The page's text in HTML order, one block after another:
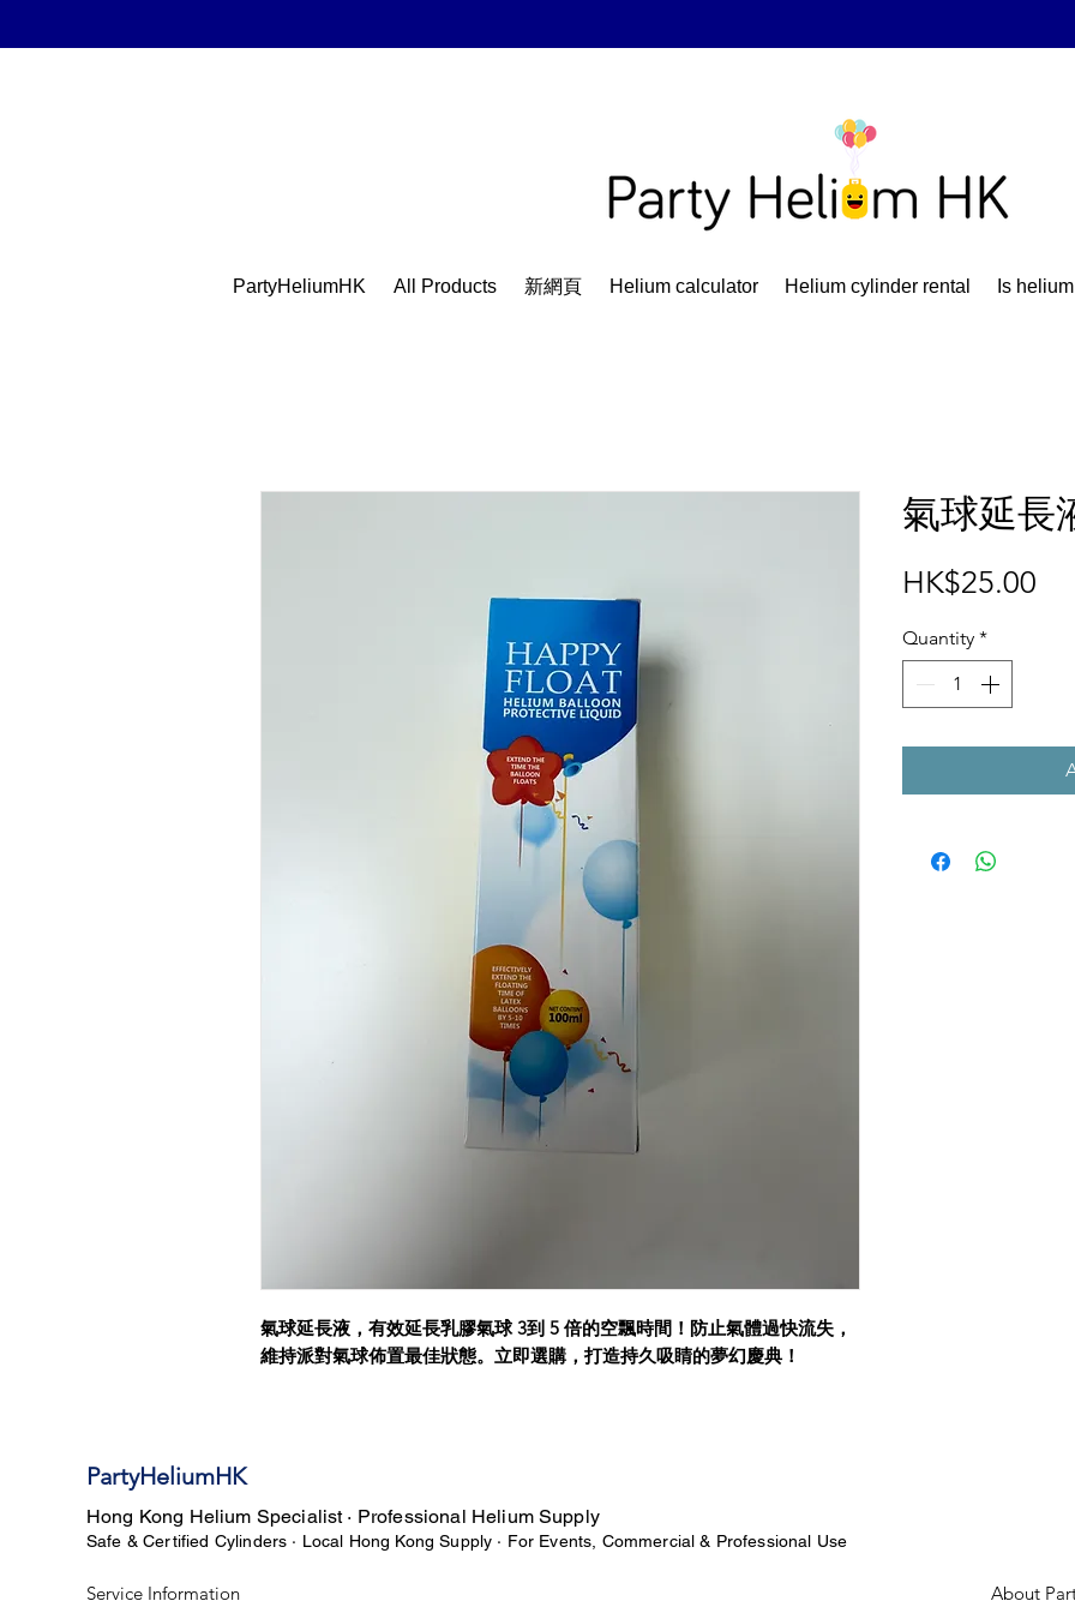
PartyHeliumHK All Products 新網頁 Helium calculator Helium cylinder rental Is
氣球延長液，有效延長乳膠氣球 3到 5 倍的空飄時間！防止氣體過快流失，
維持派對氣球佈置最佳狀態。立即選購，打造持久吸睛的夢幻慶典！
氣球延長
HK$25.00
Quantity *
PartyHeliumHK
Hong Kong Helium Specialist · Professional Helium Supply
Safe & Certified Cylinders · Local Hong Kong Supply · For Events, Commercial & Professional Use
Service Information About